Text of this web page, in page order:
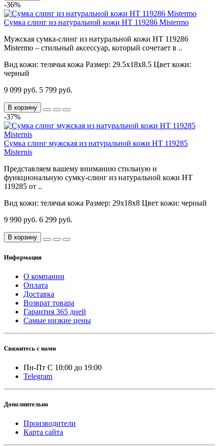
-36%
Сумка слинг из натуральной кожи HT 119286 Mistermo
Мужская сумка-слинг из натуральной кожи HT 119286
Mistermo – стильный аксессуар, который сочетает в ..
Вид кожи: телячья кожа Размер: 29.5х18х8.5 Цвет кожи:
черный
9 099 руб. 5 799 руб.
В корзину
-37%
Сумка слинг мужская из натуральной кожи HT 119285
Misternis
Представляем вашему вниманию стильную и
функциональную сумку-слинг из натуральной кожи HT
119285 от ..
Вид кожи: телячья кожа Размер: 29х18х8 Цвет кожи: черный
9 990 руб. 6 299 руб.
В корзину
Информация
О компании
Оплата
Доставка
Возврат товара
Гарантия 365 дней
Самые низкие цены
Свяжитесь с нами
Пн-Пт С 10:00 до 19:00
Telegram
Дополнительно
Производители
Карта сайта